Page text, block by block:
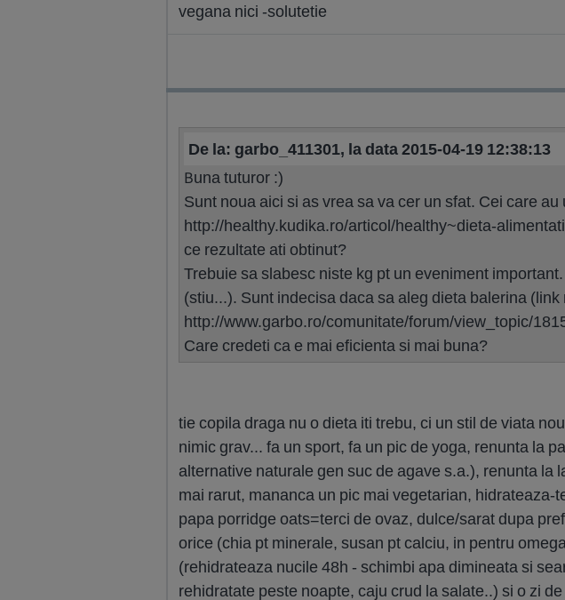
vegana nici -solutetie
De la: garbo_411301, la data 2015-04-19 12:38:13
Buna tuturor :)
Sunt noua aici si as vrea sa va cer un sfat. Cei care
http://healthy.kudika.ro/articol/healthy~dieta-
ce rezultate ati obtinut?
Trebuie sa slabesc niste kg pt un eveniment
(stiu...). Sunt indecisa daca sa aleg dieta balerina
http://www.garbo.ro/comunitate/forum/view_topic/
Care credeti ca e mai eficienta si mai buna?
tie copila draga nu o dieta iti trebu, ci un stil de viata
nimic grav... fa un sport, fa un pic de yoga, renunta la
alternative naturale gen suc de agave s.a.), renunta
mai rarut, mananca un pic mai vegetarian,
papa porridge oats=terci de ovaz, dulce/sarat dupa
orice (chia pt minerale, susan pt calciu, in pentru
(rehidrateaza nucile 48h - schimbi apa dimineata si
rehidratate peste noapte, caju crud la salate..) si o zi